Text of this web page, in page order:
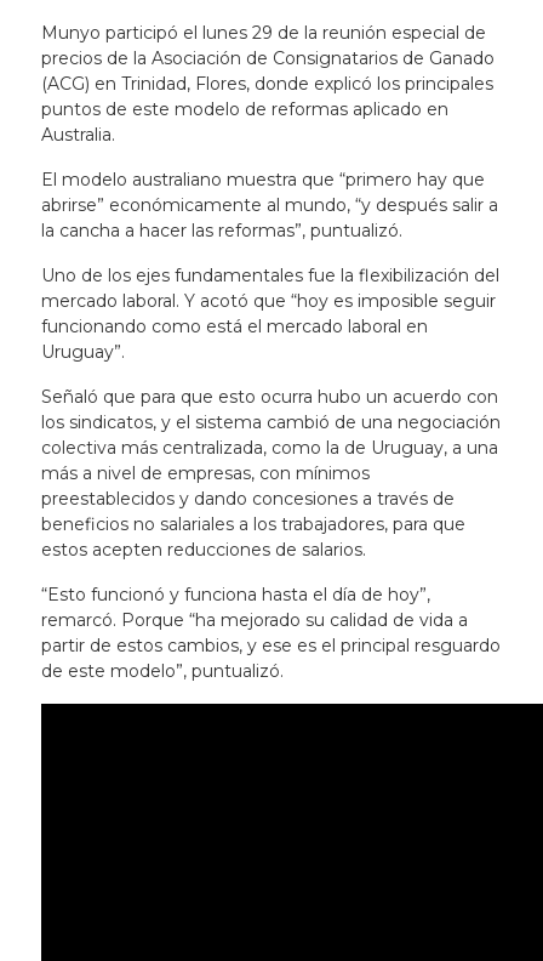
Munyo participó el lunes 29 de la reunión especial de
precios de la Asociación de Consignatarios de Ganado
(ACG) en Trinidad, Flores, donde explicó los principales
puntos de este modelo de reformas aplicado en
Australia.
El modelo australiano muestra que “primero hay que
abrirse” económicamente al mundo, “y después salir a
la cancha a hacer las reformas”, puntualizó.
Uno de los ejes fundamentales fue la flexibilización del
mercado laboral. Y acotó que “hoy es imposible seguir
funcionando como está el mercado laboral en
Uruguay”.
Señaló que para que esto ocurra hubo un acuerdo con
los sindicatos, y el sistema cambió de una negociación
colectiva más centralizada, como la de Uruguay, a una
más a nivel de empresas, con mínimos
preestablecidos y dando concesiones a través de
beneficios no salariales a los trabajadores, para que
estos acepten reducciones de salarios.
“Esto funcionó y funciona hasta el día de hoy”,
remarcó. Porque “ha mejorado su calidad de vida a
partir de estos cambios, y ese es el principal resguardo
de este modelo”, puntualizó.